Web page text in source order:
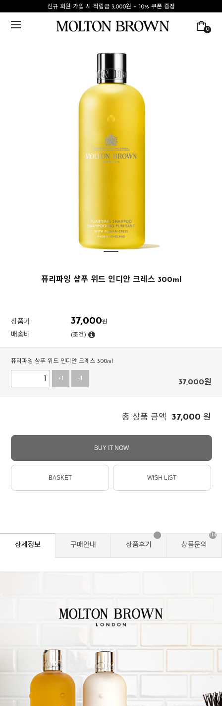
신규 회원 가입 시 적립금 3,000원 + 10% 쿠폰 증정
0
퓨리파잉 샴푸 위드 인디안 크레스 300ml
상품가 37,000원
배송비 (조건)
퓨리파잉 샴푸 위드 인디안 크레스 300ml
+1 -1 37,000원
총 상품 금액 37,000 원
BUY IT NOW
BASKET WISH LIST
상세정보 구매안내 상품후기 상품문의
114